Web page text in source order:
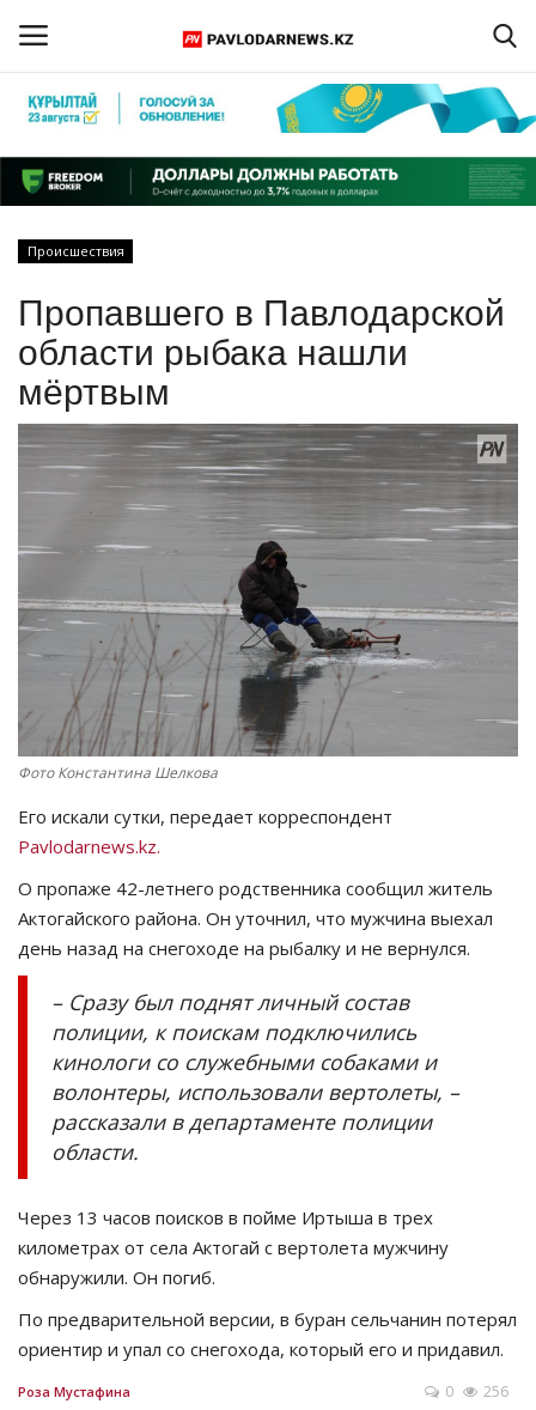
Регистрация
Главная
ПАВЛОДАРСКАЯ ОБЛАСТЬ
КАЗАХСТАН
СПЕЦПРОЕКТЫ
Чек-лист
РАЗВЛЕЧЕНИЯ
OFFICIAL
Курултай
Язык
Қазақша Русский
Происшествия
Пропавшего в Павлодарской
области рыбака нашли
мёртвым
Фото Константина Шелкова
Его искали сутки, передает корреспондент
Pavlodarnews.kz.
О пропаже 42-летнего родственника сообщил житель
Актогайского района. Он уточнил, что мужчина выехал
день назад на снегоходе на рыбалку и не вернулся.
– Сразу был поднят личный состав
полиции, к поискам подключились
кинологи со служебными собаками и
волонтеры, использовали вертолеты, –
рассказали в департаменте полиции
области.
Через 13 часов поисков в пойме Иртыша в трех
километрах от села Актогай с вертолета мужчину
обнаружили. Он погиб.
По предварительной версии, в буран сельчанин потерял
ориентир и упал со снегохода, который его и придавил.
Роза Мустафина 0 256